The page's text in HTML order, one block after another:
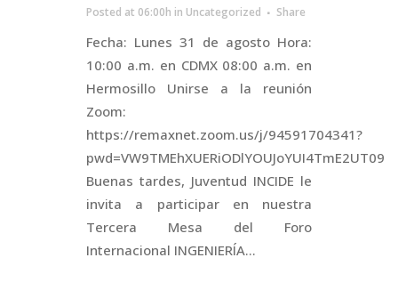
Posted at 06:00h in Uncategorized Share
Fecha: Lunes 31 de agosto Hora:
10:00 a.m. en CDMX 08:00 a.m. en
Hermosillo Unirse a la reunión
Zoom:
https://remaxnet.zoom.us/j/94591704341?
pwd=VW9TMEhXUERiODlYOUJoYUI4TmE2UT09
Buenas tardes, Juventud INCIDE le
invita a participar en nuestra
Tercera Mesa del Foro
Internacional INGENIERÍA...